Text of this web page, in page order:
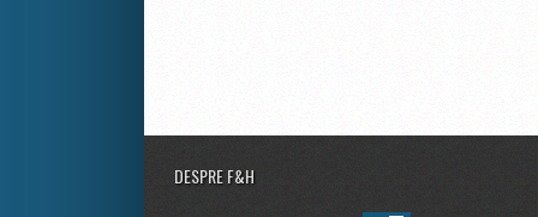
DESPRE F&H